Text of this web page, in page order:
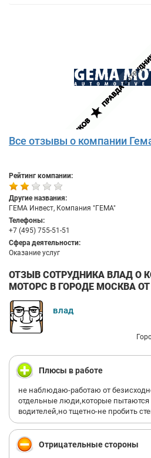
Все отзывы о компании
Рейтинг компании:
Другие названия:
ГЕМА Инвест, Компания "ГЕМА"
Телефоны:
+7 (495) 755-51-51
Сфера деятельности:
Оказание услуг
ОТЗЫВ СОТРУДНИКА ВЛАД О
МОТОРС В ГОРОДЕ МОСКВА ОТ
влад
Плюсы в работе
не наблюдаю-работаю от
отдельные люди,которые пытаются
водителей,но тщетно-не пробить
Отрицательные стороны